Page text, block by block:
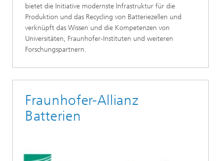
bietet die Initiative modernste Infrastruktur für die
Produktion und das Recycling von Batteriezellen und
verknüpft das Wissen und die Kompetenzen von
Universitäten, Fraunhofer-Instituten und weiteren
Forschungspartnern.
Fraunhofer-Allianz
Batterien